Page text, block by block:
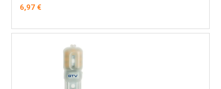
6,97€